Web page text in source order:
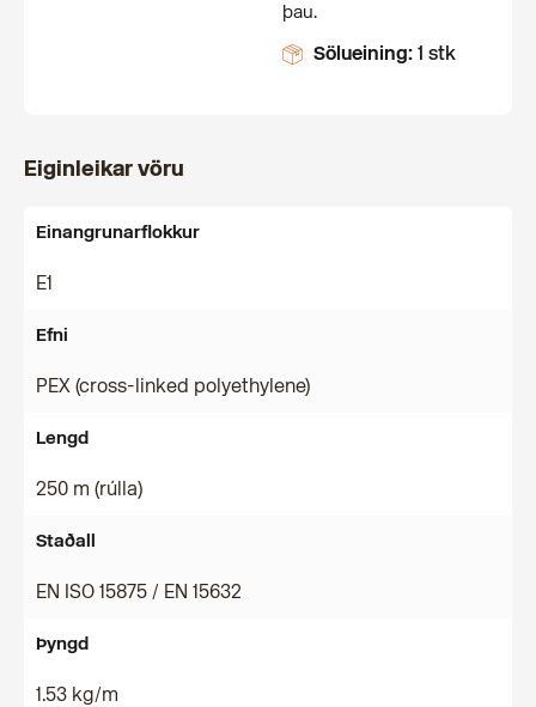
þau.
Sölueining:1 stk
Eiginleikar vöru
Einangrunarflokkur
E1
Efni
PEX (cross-linked polyethylene)
Lengd
250 m (rúlla)
Staðall
EN ISO 15875 / EN 15632
Þyngd
1.53 kg/m